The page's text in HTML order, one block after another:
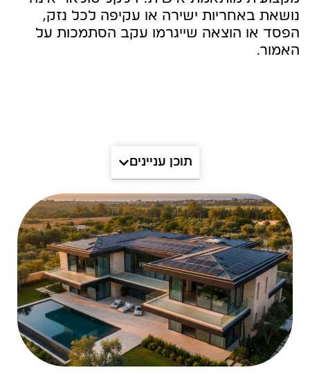
נושאת באחריות ישירה או עקיפה לכל נזק,
הפסד או הוצאה שייגרמו עקב הסתמכות על
האמור.
תוכן עניינים